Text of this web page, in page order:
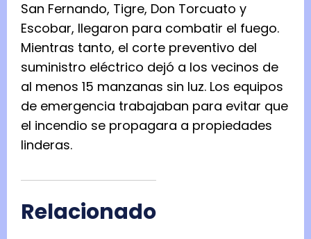
San Fernando, Tigre, Don Torcuato y
Escobar, llegaron para combatir el fuego.
Mientras tanto, el corte preventivo del
suministro eléctrico dejó a los vecinos de
al menos 15 manzanas sin luz. Los equipos
de emergencia trabajaban para evitar que
el incendio se propagara a propiedades
linderas.
Relacionado